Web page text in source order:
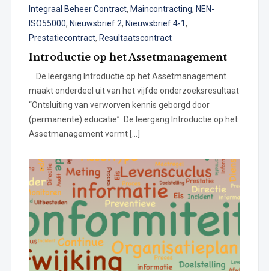
Integraal Beheer Contract, Maincontracting, NEN-
ISO55000, Nieuwsbrief 2, Nieuwsbrief 4-1,
Prestatiecontract, Resultaatscontract
Introductie op het Assetmanagement
De leergang Introductie op het Assetmanagement
maakt onderdeel uit van het vijfde onderzoeksresultaat
“Ontsluiting van verworven kennis geborgd door
(permanente) educatie”. De leergang Introductie op het
Assetmanagement vormt […]